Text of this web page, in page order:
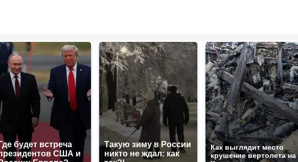
Где будет встреча
США и
Такую зиму в России
никто не ждал: как
Как выглядит место
крушение вертолета на